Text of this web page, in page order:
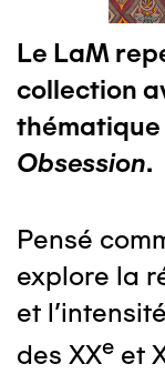
Le LaM
collection
Obsession.
Pensé
explore la
et
des XXe et